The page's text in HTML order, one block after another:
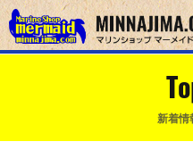
新着情